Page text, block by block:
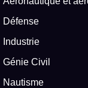
Défense
Industrie
Génie Civil
Nautisme